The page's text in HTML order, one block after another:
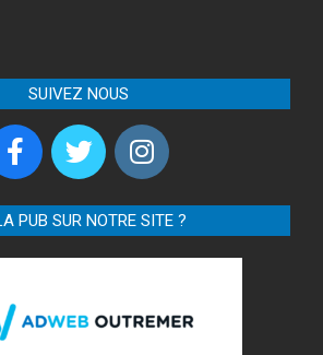
SUIVEZ NOUS
PUB SUR NOTRE SITE ?